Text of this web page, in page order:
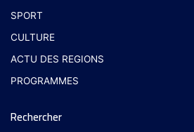
SPORT
CULTURE
ACTU DES REGIONS
PROGRAMMES
Rechercher